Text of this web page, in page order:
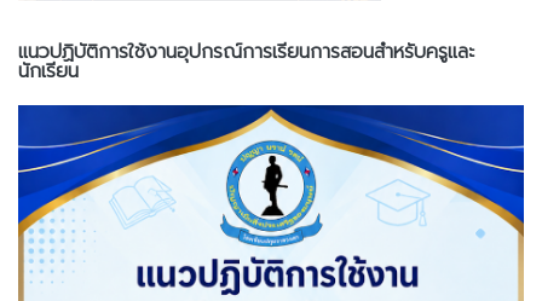
แนวปฏิบัติการใช้งานอุปกรณ์การเรียนการสอนสำหรับครูและ
นักเรียน